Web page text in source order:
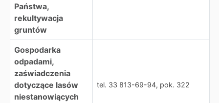
Państwa,
rekultywacja
gruntów
Gospodarka
odpadami,
zaświadczenia
dotyczące lasów
niestanowiących
tel. 33 813-69-94, pok. 322